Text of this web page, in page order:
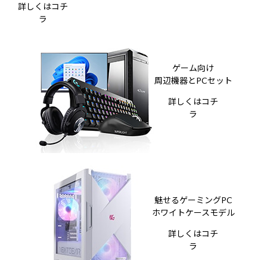
詳しくはコチ
ラ
ゲーム向け
周辺機器とPCセット
詳しくはコチ
ラ
魅せるゲーミングPC
ホワイトケースモデル
詳しくはコチ
ラ